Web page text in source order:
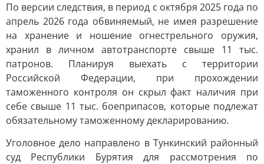
По версии следствия, в период с октября 2025 года по
апрель 2026 года обвиняемый, не имея разрешение
на хранение и ношение огнестрельного оружия,
хранил в личном автотранспорте свыше 11 тыс.
патронов. Планируя выехать с территории
Российской Федерации, при прохождении
таможенного контроля он скрыл факт наличия при
себе свыше 11 тыс. боеприпасов, которые подлежат
обязательному таможенному декларированию.
Уголовное дело направлено в Тункинский районный
суд Республики Бурятия для рассмотрения по